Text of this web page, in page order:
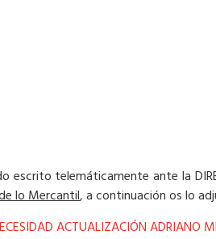
telemáticamente ante la
lo Mercantil, a continuación os lo
ACTUALIZACIÓN ADRIANO